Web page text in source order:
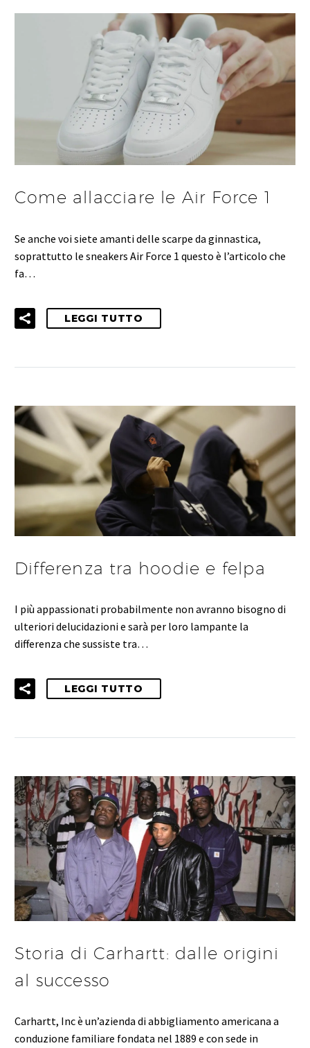
Come allacciare le Air Force 1
Se anche voi siete amanti delle scarpe da ginnastica,
soprattutto le sneakers Air Force 1 questo è l’articolo che
fa…
LEGGI TUTTO
Differenza tra hoodie e felpa
I più appassionati probabilmente non avranno bisogno di
ulteriori delucidazioni e sarà per loro lampante la
differenza che sussiste tra…
LEGGI TUTTO
Storia di Carhartt: dalle origini
al successo
Carhartt, Inc è un’azienda di abbigliamento americana a
conduzione familiare fondata nel 1889 e con sede in